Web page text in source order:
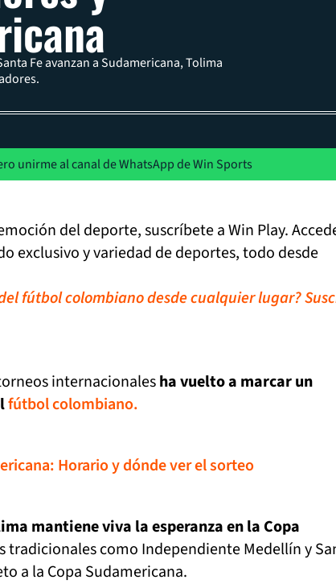
Fe avanzan a Sudamericana, Tolima
unirme al canal de WhatsApp de Win Sports
del deporte, suscríbete a Win Play.
exclusivo y variedad de deportes, todo desde
fútbol colombiano desde cualquier lugar?
internacionalesha vuelto a marcar un
fútbol colombiano.
Horario y dónde ver el sorteo
mantiene viva la esperanza en la Copa
tradicionales como Independiente Medellín y
a la Copa Sudamericana.